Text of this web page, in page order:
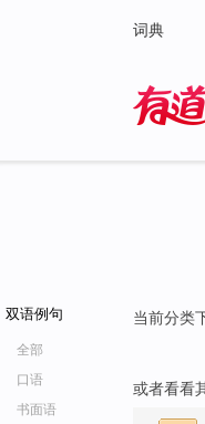
词典
双语例句
全部
口语
书面语
当前分类
或者看看